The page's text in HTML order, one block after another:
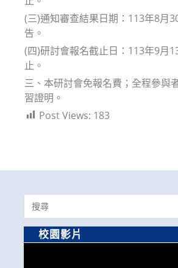
(三)通知審查結果日期：113年8月
告。
(四)研討會報名截止日：113年9月
止。
三、本研討會免報名費；全程參與
習證明。
Post Views: 183
Search
for:
校園影片